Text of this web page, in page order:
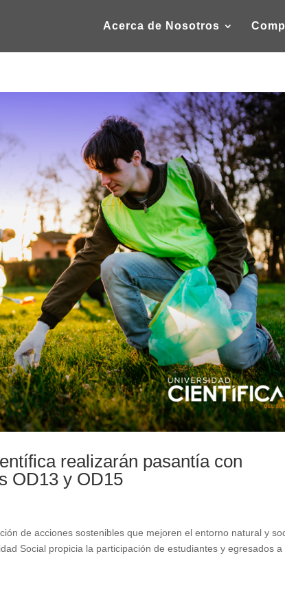
Acerca de Nosotros
realizarán pasantía con
OD13 y OD15
de acciones sostenibles que mejoren el entorno natural y
Social propicia la participación de estudiantes y egresados a